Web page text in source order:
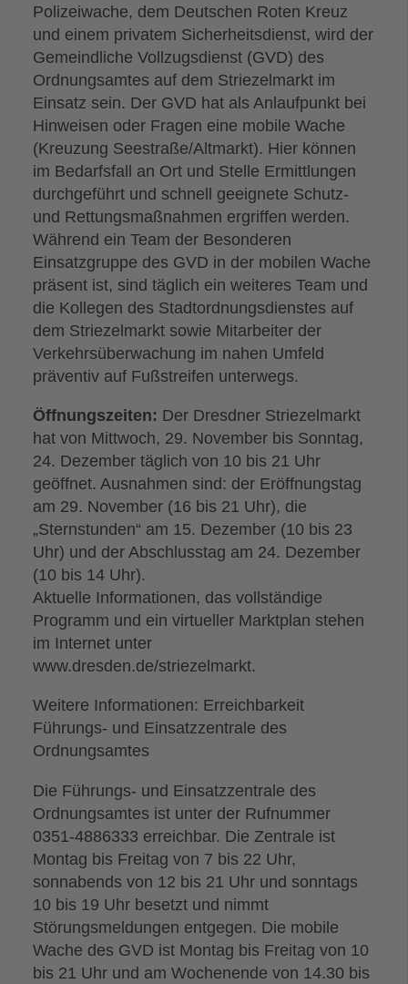
Polizeiwache, dem Deutschen Roten Kreuz
und einem privatem Sicherheitsdienst, wird der
Gemeindliche Vollzugsdienst (GVD) des
Ordnungsamtes auf dem Striezelmarkt im
Einsatz sein. Der GVD hat als Anlaufpunkt bei
Hinweisen oder Fragen eine mobile Wache
(Kreuzung Seestraße/Altmarkt). Hier können
im Bedarfsfall an Ort und Stelle Ermittlungen
durchgeführt und schnell geeignete Schutz-
und Rettungsmaßnahmen ergriffen werden.
Während ein Team der Besonderen
Einsatzgruppe des GVD in der mobilen Wache
präsent ist, sind täglich ein weiteres Team und
die Kollegen des Stadtordnungsdienstes auf
dem Striezelmarkt sowie Mitarbeiter der
Verkehrsüberwachung im nahen Umfeld
präventiv auf Fußstreifen unterwegs.
Öffnungszeiten: Der Dresdner Striezelmarkt
hat von Mittwoch, 29. November bis Sonntag,
24. Dezember täglich von 10 bis 21 Uhr
geöffnet. Ausnahmen sind: der Eröffnungstag
am 29. November (16 bis 21 Uhr), die
„Sternstunden“ am 15. Dezember (10 bis 23
Uhr) und der Abschlusstag am 24. Dezember
(10 bis 14 Uhr).
Aktuelle Informationen, das vollständige
Programm und ein virtueller Marktplan stehen
im Internet unter
www.dresden.de/striezelmarkt.
Weitere Informationen: Erreichbarkeit
Führungs- und Einsatzzentrale des
Ordnungsamtes
Die Führungs- und Einsatzzentrale des
Ordnungsamtes ist unter der Rufnummer
0351-4886333 erreichbar. Die Zentrale ist
Montag bis Freitag von 7 bis 22 Uhr,
sonnabends von 12 bis 21 Uhr und sonntags
10 bis 19 Uhr besetzt und nimmt
Störungsmeldungen entgegen. Die mobile
Wache des GVD ist Montag bis Freitag von 10
bis 21 Uhr und am Wochenende von 14.30 bis